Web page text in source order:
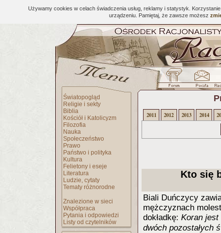
Używamy cookies w celach świadczenia usług, reklamy i statystyk.
urządzeniu. Pamiętaj, że zawsze możesz
Światopogląd
Religie i sekty
Biblia
Kościół i Katolicyzm
Filozofia
Nauka
Społeczeństwo
Prawo
Państwo i polityka
Kultura
Felietony i eseje
Literatura
Ludzie, cytaty
Tematy różnorodne
Znalezione w sieci
Współpraca
Pytania i odpowiedzi
Listy od czytelników
2011 2012 2013 2014
Kto się
Biali Duńczycy
mężczyznach
dokładkę: Koran jest
dwóch pozostałych